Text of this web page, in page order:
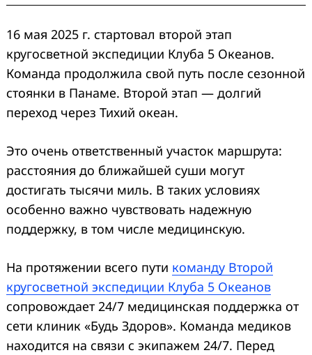
16 мая 2025 г. стартовал второй этап
кругосветной экспедиции Клуба 5 Океанов.
Команда продолжила свой путь после сезонной
стоянки в Панаме. Второй этап — долгий
переход через Тихий океан.
Это очень ответственный участок маршрута:
расстояния до ближайшей суши могут
достигать тысячи миль. В таких условиях
особенно важно чувствовать надежную
поддержку, в том числе медицинскую.
На протяжении всего пути команду Второй
кругосветной экспедиции Клуба 5 Океанов
сопровождает 24/7 медицинская поддержка от
сети клиник «Будь Здоров». Команда медиков
находится на связи с экипажем 24/7. Перед